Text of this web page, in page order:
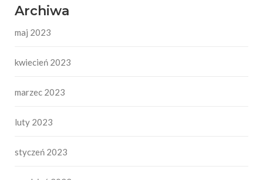
Archiwa
maj 2023
kwiecień 2023
marzec 2023
luty 2023
styczeń 2023